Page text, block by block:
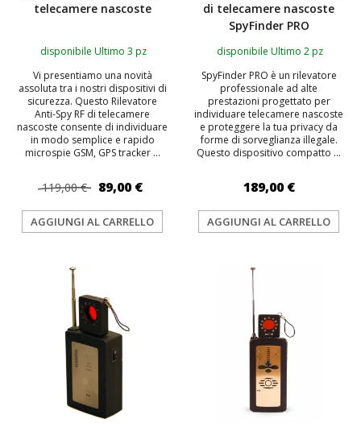
telecamere nascoste
disponibile Ultimo 3 pz
Vi presentiamo una novità
assoluta tra i nostri dispositivi di
sicurezza. Questo Rilevatore
Anti-Spy RF di telecamere
nascoste consente di individuare
in modo semplice e rapido
microspie GSM, GPS tracker ...
119,00 € 89,00 €
AGGIUNGI AL CARRELLO
di telecamere nascoste
SpyFinder PRO
disponibile Ultimo 2 pz
SpyFinder PRO è un rilevatore
professionale ad alte
prestazioni progettato per
individuare telecamere nascoste
e proteggere la tua privacy da
forme di sorveglianza illegale.
Questo dispositivo compatto ...
189,00 €
AGGIUNGI AL CARRELLO